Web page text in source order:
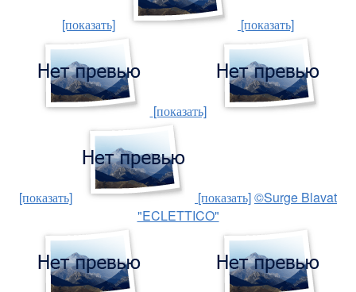
[показать] [показать]
[показать]
[показать] [показать]©Surge Blavat
"ECLETTICO"